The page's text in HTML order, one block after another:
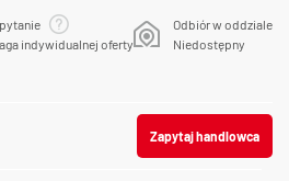
indywidualnej oferty
Odbiór w oddziale
Niedostępny
Zapytaj handlowca